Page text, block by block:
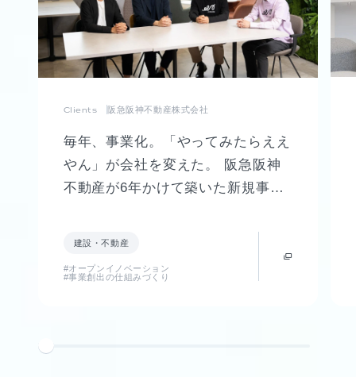
Clients 阪急阪神不動産株式会社
毎年、事業化。「やってみたらええ
やん」が会社を変えた。 阪急阪神
不動産が6年かけて築いた新規事業
建設・不動産
#オープンイノベーション
#事業創出の仕組みづくり